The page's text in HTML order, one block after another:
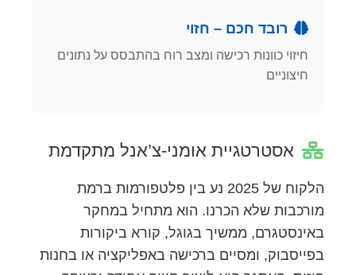
רובד חכם – חזוי
חיזוי כוונות רכישה ומצב רוח בהתבסס על נתונים
חיצוניים
אסטרטגיית אומני-צ’אנל מתקדמת
הלקוח של 2025 נע בין פלטפורמות ברמת
מורכבות שלא הכרנו. הוא מתחיל במחקר
באינסטגרם, ממשיך בגוגל, קורא ביקורות
בפייסבוק, ומסיים ברכישה באפליקציה או בחנות